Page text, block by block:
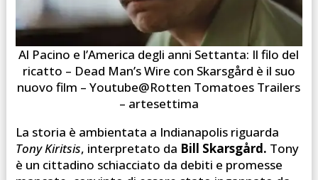
Al Pacino e l’America degli anni Settanta: Il filo del
ricatto – Dead Man’s Wire con Skarsgård è il suo
nuovo film – Youtube@Rotten Tomatoes Trailers
– artesettima
La storia è ambientata a Indianapolis riguarda
Tony Kiritsis, interpretato da Bill Skarsgård. Tony
è un cittadino schiacciato da debiti e promesse